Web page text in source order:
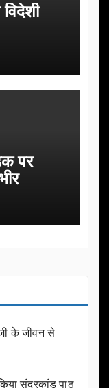
पर
के जीवन से
सुंदरकांड पाठ